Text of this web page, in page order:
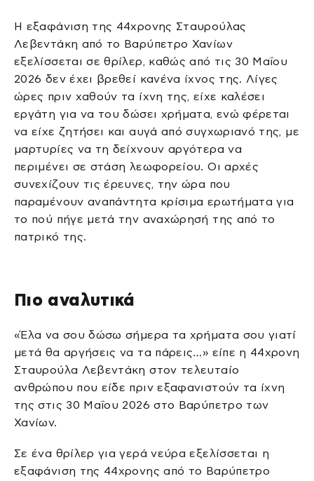
Η εξαφάνιση της 44χρονης Σταυρούλας
Λεβεντάκη από το Βαρύπετρο Χανίων
εξελίσσεται σε θρίλερ, καθώς από τις 30 Μαΐου
2026 δεν έχει βρεθεί κανένα ίχνος της. Λίγες
ώρες πριν χαθούν τα ίχνη της, είχε καλέσει
εργάτη για να του δώσει χρήματα, ενώ φέρεται
να είχε ζητήσει και αυγά από συγχωριανό της, με
μαρτυρίες να τη δείχνουν αργότερα να
περιμένει σε στάση λεωφορείου. Οι αρχές
συνεχίζουν τις έρευνες, την ώρα που
παραμένουν αναπάντητα κρίσιμα ερωτήματα για
το πού πήγε μετά την αναχώρησή της από το
πατρικό της.
Πιο αναλυτικά
«Έλα να σου δώσω σήμερα τα χρήματα σου γιατί
μετά θα αργήσεις να τα πάρεις…» είπε η 44χρονη
Σταυρούλα Λεβεντάκη στον τελευταίο
ανθρώπου που είδε πριν εξαφανιστούν τα ίχνη
της στις 30 Μαΐου 2026 στο Βαρύπετρο των
Χανίων.
Σε ένα θρίλερ για γερά νεύρα εξελίσσεται η
εξαφάνιση της 44χρονης από το Βαρύπετρο